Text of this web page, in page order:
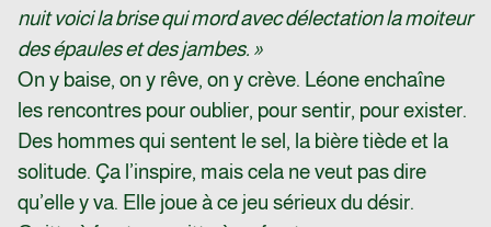
nuit voici la brise qui mord avec délectation la moiteur
des épaules et des jambes. »
On y baise, on y rêve, on y crève. Léone enchaîne
les rencontres pour oublier, pour sentir, pour exister.
Des hommes qui sentent le sel, la bière tiède et la
solitude. Ça l’inspire, mais cela ne veut pas dire
qu’elle y va. Elle joue à ce jeu sérieux du désir.